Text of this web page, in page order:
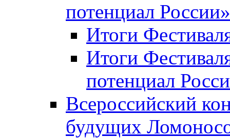
потенциал России»
Итоги
Итоги
потенциал
Всероссийский
будущих